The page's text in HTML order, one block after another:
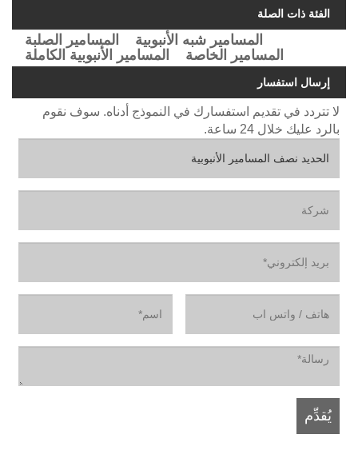
الفئة ذات الصلة
المسامير الصلبة
المسامير شبه الأنبوبية
المسامير الأنبوبية الكاملة
المسامير الخاصة
إرسال استفسار
لا تتردد في تقديم استفسارك في النموذج أدناه. سوف نقوم
بالرد عليك خلال 24 ساعة.